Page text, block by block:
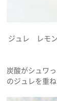
ジュレ レモン
炭酸がシュワ
のジュレを重